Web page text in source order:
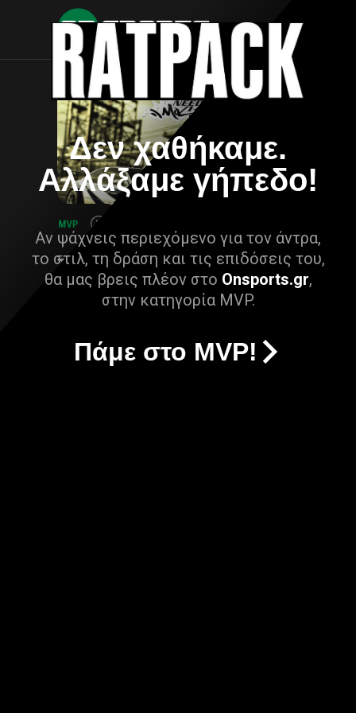
Δεν χαθήκαμε.
Αλλάξαμε γήπεδο!
Αν ψάχνεις περιεχόμενο για τον άντρα,
το στιλ, τη δράση και τις επιδόσεις του,
θα μας βρεις πλέον στο Onsports.gr,
στην κατηγορία MVP.
Πάμε στο MVP!